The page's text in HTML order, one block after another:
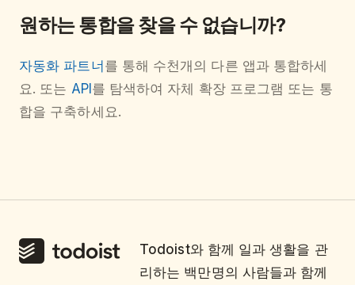
원하는 통합을 찾을 수 없습니까?
자동화 파트너 를 통해 수천개의 다른 앱과 통합하세
요. 또는 API 를 탐색하여 자체 확장 프로그램 또는 통
합을 구축하세요.
Todoist와 함께 일과 생활을 관
리하는 백만명의 사람들과 함께